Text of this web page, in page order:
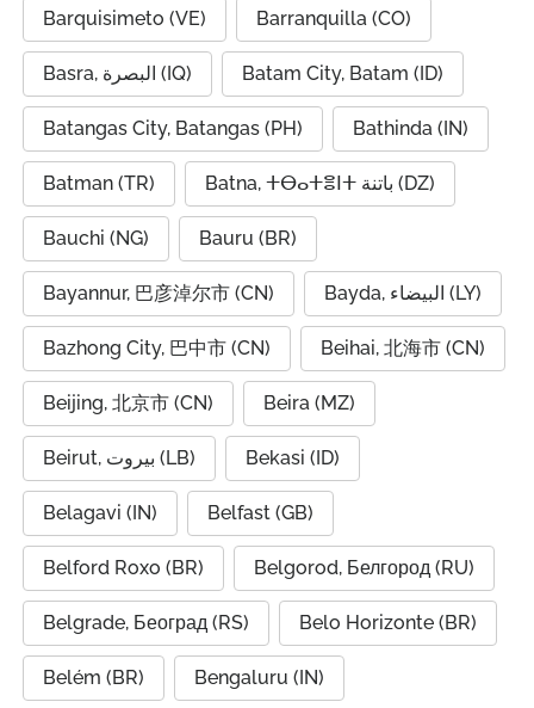
Barquisimeto (VE) Barranquilla (CO)
Basra, البصرة (IQ) Batam City, Batam (ID)
Batangas City, Batangas (PH) Bathinda (IN)
Batman (TR) Batna, ⵜⴱⴰⵜⴻⵏⵜ باتنة (DZ)
Bauchi (NG) Bauru (BR)
Bayannur, 巴彦淖尔市 (CN) Bayda, البيضاء (LY)
Bazhong City, 巴中市 (CN) Beihai, 北海市 (CN)
Beijing, 北京市 (CN) Beira (MZ)
Beirut, بيروت (LB) Bekasi (ID)
Belagavi (IN) Belfast (GB)
Belford Roxo (BR) Belgorod, Белгород (RU)
Belgrade, Београд (RS) Belo Horizonte (BR)
Belém (BR) Bengaluru (IN)